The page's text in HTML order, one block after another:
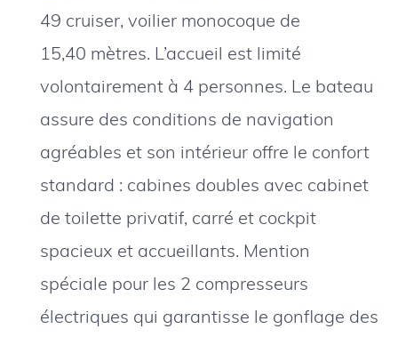
49 cruiser, voilier monocoque de
15,40 mètres. L’accueil est limité
volontairement à 4 personnes. Le bateau
assure des conditions de navigation
agréables et son intérieur offre le confort
standard : cabines doubles avec cabinet
de toilette privatif, carré et cockpit
spacieux et accueillants. Mention
spéciale pour les 2 compresseurs
électriques qui garantisse le gonflage des